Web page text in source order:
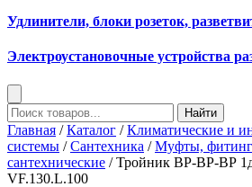
Удлинители, блоки розеток,
Электроустановочные устройства
Найти
Главная /Каталог /Климатические и
системы /Сантехника /Муфты,
сантехнические / Тройник ВР-ВР-ВР
VF.130.L.100